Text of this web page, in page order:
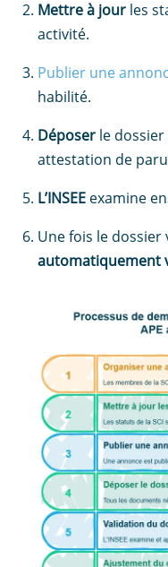
Mettre à jour les
activité.
Publier une
habilité.
Déposer le
attestation de
L’INSEE examine
Une fois le dossier
automatiquement